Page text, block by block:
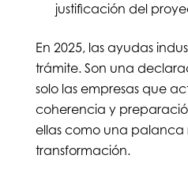
justificación del
En 2025, las ayudas
trámite. Son una
solo las empresas que
coherencia y
ellas como una palanca
transformación.